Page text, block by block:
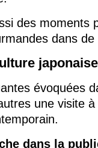
des moments
dans
japonaise
évoquées
une visite
dans la